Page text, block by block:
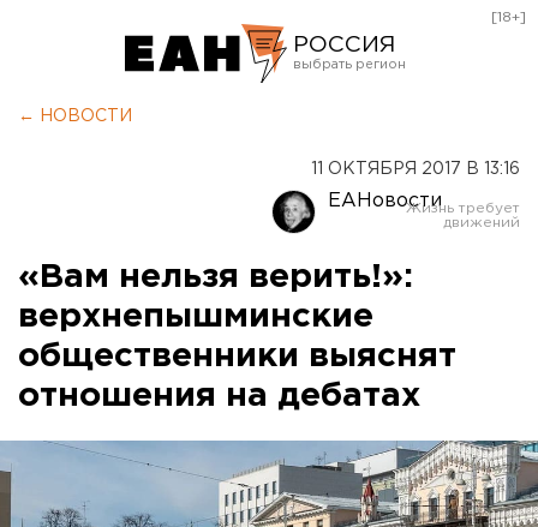
РОССИЯ
Оренбург
[18+]
← НОВОСТИ
11 ОКТЯБРЯ 2017 В 13:16
ЕАНовости
«Вам нельзя верить!»:
верхнепышминские
общественники выяснят
отношения на дебатах